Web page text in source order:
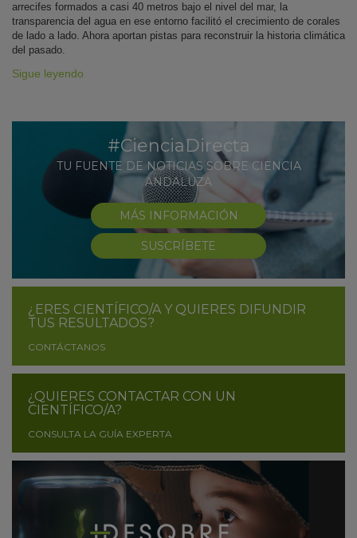
arrecifes formados a casi 40 metros bajo el nivel del mar, la
transparencia del agua en ese entorno facilitó el crecimiento de corales
de lado a lado. Ahora aportan pistas para reconstruir la historia climática
del pasado.
Sigue leyendo
#CienciaDirecta
TU FUENTE DE NOTICIAS SOBRE CIENCIA
ANDALUZA
MÁS INFORMACIÓN
SUSCRÍBETE
¿ERES CIENTÍFICO/A Y QUIERES DIFUNDIR
TUS RESULTADOS?
CONTÁCTANOS
¿QUIERES CONTACTAR CON UN
CIENTÍFICO/A?
CONSULTA LA GUÍA EXPERTA